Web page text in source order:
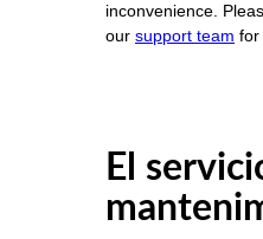
inconvenience.
our support team for
El